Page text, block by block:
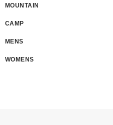
MOUNTAIN
CAMP
MENS
WOMENS